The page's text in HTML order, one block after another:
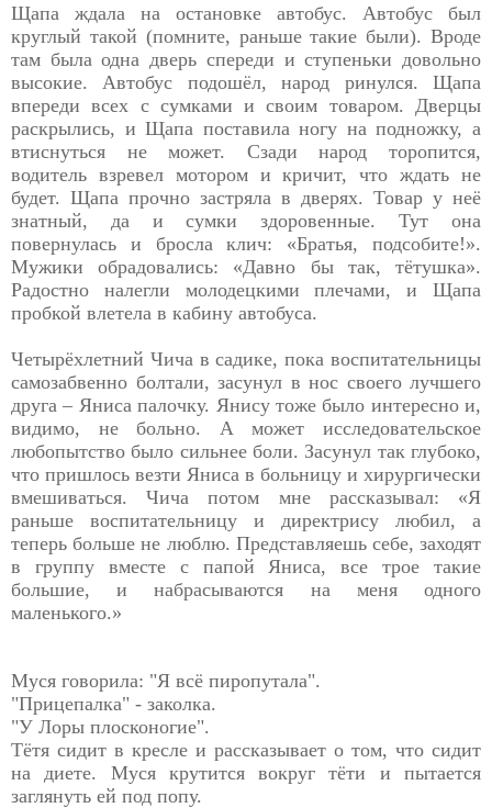
Щапа ждала на остановке автобус. Автобус был
круглый такой (помните, раньше такие были). Вроде
там была одна дверь спереди и ступеньки довольно
высокие. Автобус подошёл, народ ринулся. Щапа
впереди всех с сумками и своим товаром. Дверцы
раскрылись, и Щапа поставила ногу на подножку, а
втиснуться не может. Сзади народ торопится,
водитель взревел мотором и кричит, что ждать не
будет. Щапа прочно застряла в дверях. Товар у неё
знатный, да и сумки здоровенные. Тут она
повернулась и бросла клич: «Братья, подсобите!».
Мужики обрадовались: «Давно бы так, тётушка».
Радостно налегли молодецкими плечами, и Щапа
пробкой влетела в кабину автобуса.
Четырёхлетний Чича в садике, пока воспитательницы
самозабвенно болтали, засунул в нос своего лучшего
друга – Яниса палочку. Янису тоже было интересно и,
видимо, не больно. А может исследовательское
любопытство было сильнее боли. Засунул так глубоко,
что пришлось везти Яниса в больницу и хирургически
вмешиваться. Чича потом мне рассказывал: «Я
раньше воспитательницу и директрису любил, а
теперь больше не люблю. Представляешь себе, заходят
в группу вместе с папой Яниса, все трое такие
большие, и набрасываются на меня одного
маленького.»
Муся говорила: "Я всё пиропутала".
"Прицепалка" - заколка.
"У Лоры плосконогие".
Тётя сидит в кресле и рассказывает о том, что сидит
на диете. Муся крутится вокруг тёти и пытается
заглянуть ей под попу.